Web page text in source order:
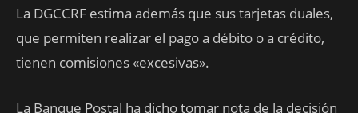
La DGCCRF estima además que sus tarjetas duales,
que permiten realizar el pago a débito o a crédito,
tienen comisiones «excesivas».
La Banque Postal ha dicho tomar nota de la decisión